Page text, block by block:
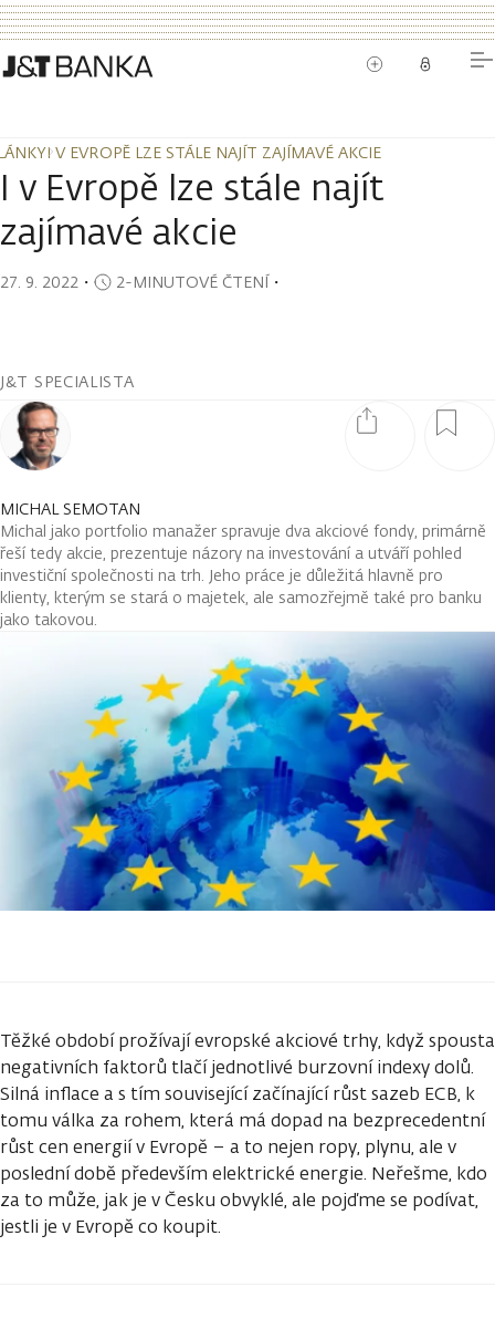
I V EVROPĚ LZE STÁLE NAJÍT ZAJÍMAVÉ AKCIE
I V EVROPĚ LZE STÁLE NAJÍT ZAJÍMAVÉ AKCIE
I v Evropě lze stále najít
zajímavé akcie
27. 9. 2022 ・ 2-MINUTOVÉ ČTENÍ・
J&T SPECIALISTA
MICHAL SEMOTAN
Michal jako portfolio manažer spravuje dva akciové fondy, primárně
řeší tedy akcie, prezentuje názory na investování a utváří pohled
investiční společnosti na trh. Jeho práce je důležitá hlavně pro
klienty, kterým se stará o majetek, ale samozřejmě také pro banku
jako takovou.
Těžké období prožívají evropské akciové trhy, když spousta
negativních faktorů tlačí jednotlivé burzovní indexy dolů.
Silná inflace a s tím související začínající růst sazeb ECB, k
tomu válka za rohem, která má dopad na bezprecedentní
růst cen energií v Evropě – a to nejen ropy, plynu, ale v
poslední době především elektrické energie. Neřešme, kdo
za to může, jak je v Česku obvyklé, ale pojďme se podívat,
jestli je v Evropě co koupit.